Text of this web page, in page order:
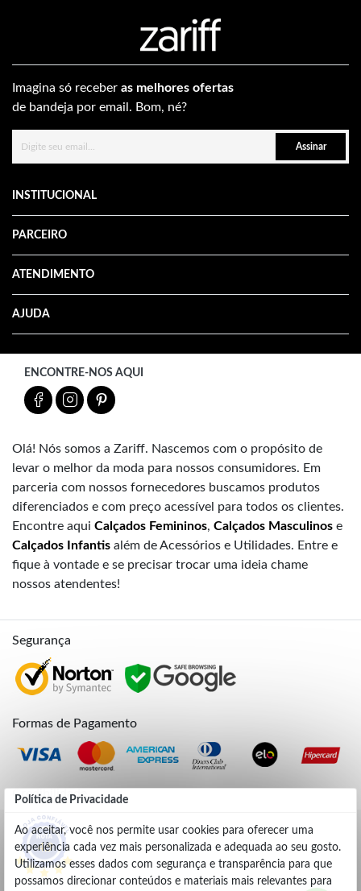
Política de Privacidade
Ao aceitar, você nos permite usar cookies para oferecer uma
experiência cada vez mais personalizada e adequada ao seu gosto.
Utilizamos esses dados com segurança e transparência para que
possamos direcionar conteúdos e materiais mais relevantes para
Imagina só receber as melhores ofertas
de bandeja por email. Bom, né?
Assinar
INSTITUCIONAL
PARCEIRO
ATENDIMENTO
AJUDA
ENCONTRE-NOS AQUI
Olá! Nós somos a Zariff. Nascemos com o propósito de
levar o melhor da moda para nossos consumidores. Em
parceria com nossos fornecedores buscamos produtos
diferenciados e com preço acessível para todos os clientes.
Encontre aqui Calçados Femininos, Calçados Masculinos e
Calçados Infantis além de Acessórios e Utilidades. Entre e
fique à vontade e se precisar trocar uma ideia chame
nossos atendentes!
Segurança
Formas de Pagamento
Credibilidade
4.9